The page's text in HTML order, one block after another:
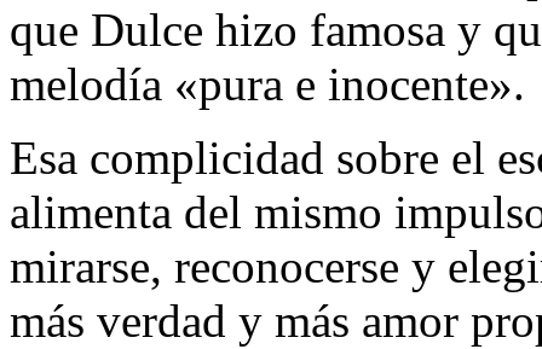
que Dulce hizo famosa y
melodía «pura e inocente».
Esa complicidad sobre el
alimenta del mismo
mirarse, reconocerse y
más verdad y más amor